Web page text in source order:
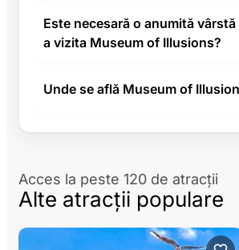
Este necesară o anumită
a vizita Museum of Illusions?
Unde se află Museum of
Acces la peste 120 de atracții
Alte atracții populare